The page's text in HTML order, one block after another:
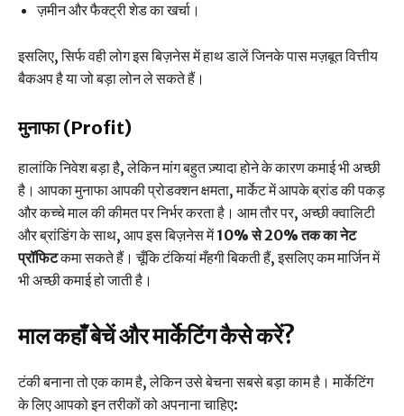
ज़मीन और फैक्ट्री शेड का खर्चा।
इसलिए, सिर्फ वही लोग इस बिज़नेस में हाथ डालें जिनके पास मज़बूत वित्तीय
बैकअप है या जो बड़ा लोन ले सकते हैं।
मुनाफा (Profit)
हालांकि निवेश बड़ा है, लेकिन मांग बहुत ज़्यादा होने के कारण कमाई भी अच्छी
है। आपका मुनाफा आपकी प्रोडक्शन क्षमता, मार्केट में आपके ब्रांड की पकड़
और कच्चे माल की कीमत पर निर्भर करता है। आम तौर पर, अच्छी क्वालिटी
और ब्रांडिंग के साथ, आप इस बिज़नेस में10% से 20% तक का नेट
प्रॉफिटकमा सकते हैं। चूँकि टंकियां मँहगी बिकती हैं, इसलिए कम मार्जिन में
भी अच्छी कमाई हो जाती है।
माल कहाँ बेचें और मार्केटिंग कैसे करें?
टंकी बनाना तो एक काम है, लेकिन उसे बेचना सबसे बड़ा काम है। मार्केटिंग
के लिए आपको इन तरीकों को अपनाना चाहिए: